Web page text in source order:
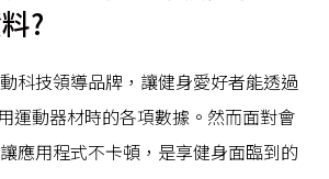
?
科技領導品牌，讓健身愛好者能透過
運動器材時的各項數據。然而面對會
應用程式不卡頓，是享健身面臨到的